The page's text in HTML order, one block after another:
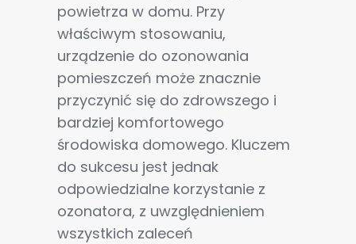
powietrza w domu. Przy
właściwym stosowaniu,
urządzenie do ozonowania
pomieszczeń może znacznie
przyczynić się do zdrowszego i
bardziej komfortowego
środowiska domowego. Kluczem
do sukcesu jest jednak
odpowiedzialne korzystanie z
ozonatora, z uwzględnieniem
wszystkich zaleceń